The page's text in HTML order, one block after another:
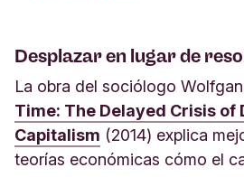
Desplazar en lugar de
La obra del sociólogo
Time: The Delayed Crisis of
Capitalism (2014) explica
teorías económicas cómo el